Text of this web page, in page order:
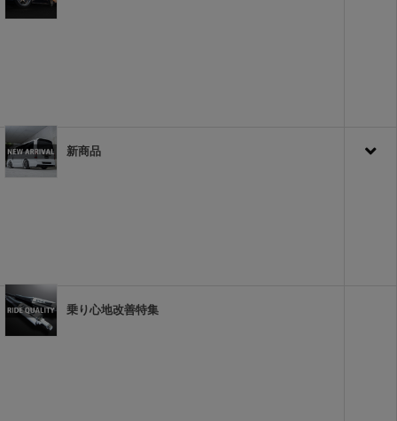
新商品
乗り心地改善特集